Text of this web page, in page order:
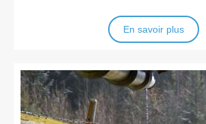
En savoir plus